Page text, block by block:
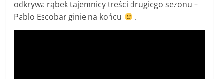
odkrywa rąbek tajemnicy treści drugiego sezonu –
Pablo Escobar ginie na końcu
.